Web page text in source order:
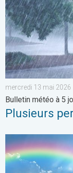
mercredi 13 mai 2026
Bulletin météo à 5
Plusieurs
Eclaircies après